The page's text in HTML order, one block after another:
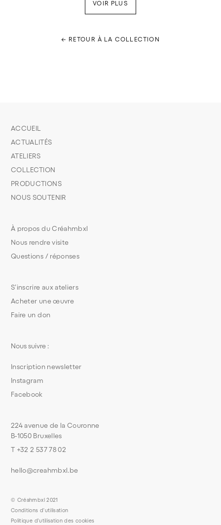
VOIR PLUS
← RETOUR À LA COLLECTION
S’inscrire aux ateliers
Acheter une œuvre
Faire un don
À propos du Créahmbxl
Nous rendre visite
Questions / réponses
ACCUEIL
ACTUALITÉS
ATELIERS
COLLECTION
PRODUCTIONS
NOUS SOUTENIR
224 avenue de la Couronne
B-1050 Bruxelles
T +32 2 537 78 02
hello@creahmbxl.be
Nous suivre :
Inscription newsletter
Instagram
Facebook
© Créahmbxl 2021
Conditions d'utilisation
Politique d'utilisation des cookies